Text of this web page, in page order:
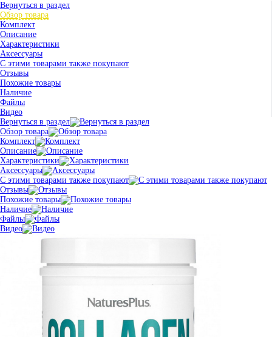
Вернуться в раздел
Обзор товара
Комплект
Описание
Характеристики
Аксессуары
С этими товарами также покупают
Отзывы
Похожие товары
Наличие
Файлы
Видео
Вернуться в раздел
Обзор товара
Комплект
Описание
Характеристики
Аксессуары
С этими товарами также покупают
Отзывы
Похожие товары
Наличие
Файлы
Видео